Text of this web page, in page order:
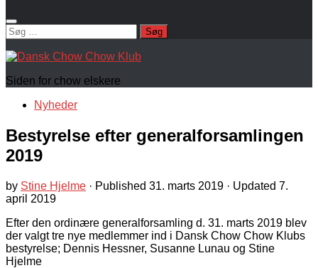
Søg
efter:
Siden for chow elskere
Nyheder
Bestyrelse efter generalforsamlingen
2019
by Stine Hjelme · Published 31. marts 2019 · Updated 7.
april 2019
Efter den ordinære generalforsamling d. 31. marts 2019 blev
der valgt tre nye medlemmer ind i Dansk Chow Chow Klubs
bestyrelse; Dennis Hessner, Susanne Lunau og Stine
Hjelme